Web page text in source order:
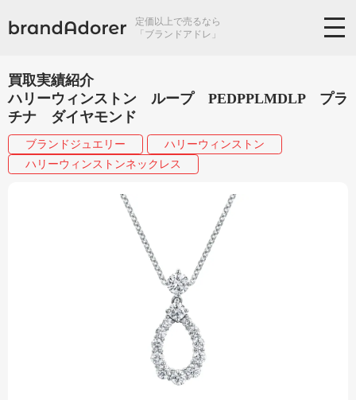
定価以上で売るなら
「ブランドアドレ」
買取実績紹介
ハリーウィンストン ループ PEDPPLMDLP プラ
チナ ダイヤモンド
ブランドジュエリー
ハリーウィンストン
ハリーウィンストンネックレス